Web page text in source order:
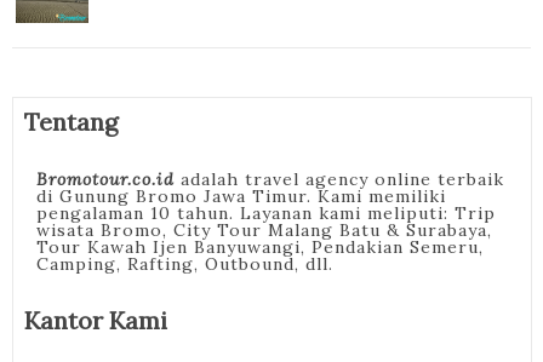
Tentang
Bromotour.co.idadalah travel agency online terbaik
di Gunung Bromo Jawa Timur. Kami memiliki
pengalaman 10 tahun. Layanan kami meliputi: Trip
wisata Bromo, City Tour Malang Batu & Surabaya,
Tour Kawah Ijen Banyuwangi, Pendakian Semeru,
Camping, Rafting, Outbound, dll.
Kantor Kami